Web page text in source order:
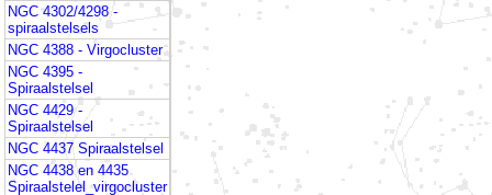
NGC 4302/4298 -
spiraalstelsels
NGC 4388 - Virgocluster
NGC 4395 -
Spiraalstelsel
NGC 4429 -
Spiraalstelsel
NGC 4437 Spiraalstelsel
NGC 4438 en 4435
Spiraalstelel_virgocluster